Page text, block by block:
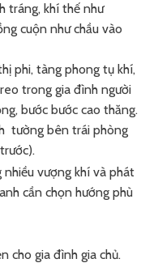
tráng, khí thế như
cuộn như chầu vào
phi, tàng phong tụ khí,
trong gia đình người
bước bước cao thăng.
tường bên trái phòng
vượng khí và phát
cần chọn hướng phù
cho gia đình gia chủ.